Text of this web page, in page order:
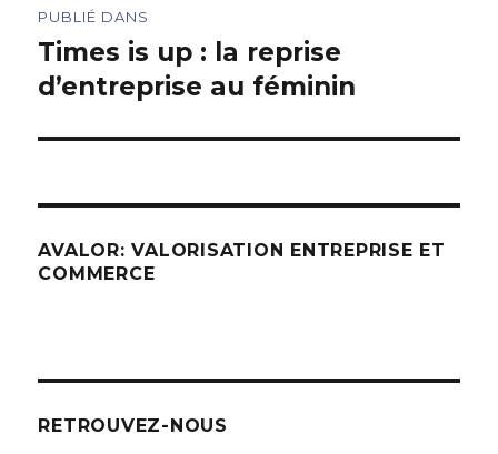
de
l’article
PUBLIÉ DANS
Times is up : la reprise
d’entreprise au féminin
AVALOR: VALORISATION ENTREPRISE ET
COMMERCE
RETROUVEZ-NOUS